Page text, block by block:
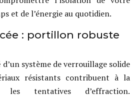
et de l’énergie au quotidien.
: portillon robuste
système de verrouillage solide
résistants contribuent à la
tentatives d’effraction.